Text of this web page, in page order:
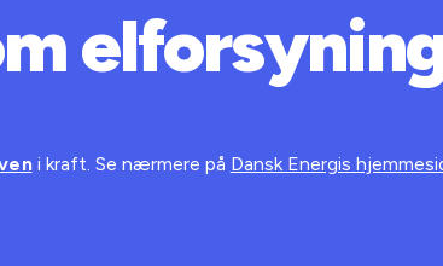
i kraft. Se nærmere på Dansk Energis